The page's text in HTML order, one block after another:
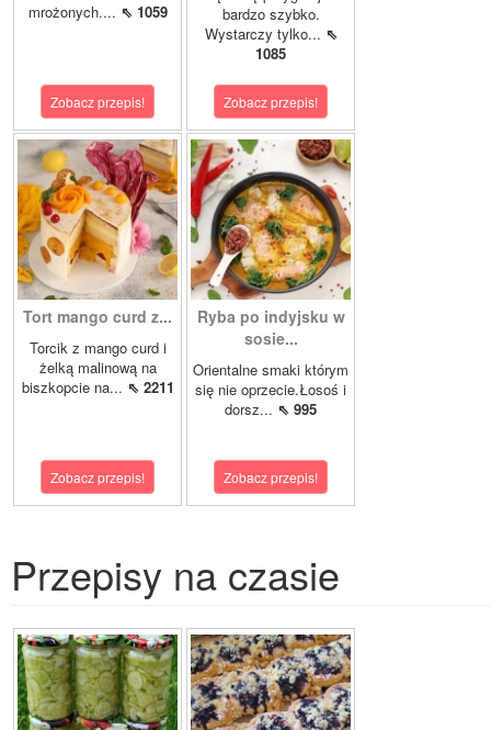
mrożonych.... ⇖ 1059
Zobacz przepis!
bardzo szybko.
Wystarczy tylko... ⇖
1085
Zobacz przepis!
Tort mango curd z...
Torcik z mango curd i
żelką malinową na
biszkopcie na... ⇖ 2211
Zobacz przepis!
Ryba po indyjsku w
sosie...
Orientalne smaki którym
się nie oprzecie.Łosoś i
dorsz... ⇖ 995
Zobacz przepis!
Przepisy na czasie